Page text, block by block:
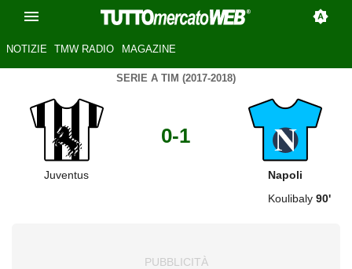
NOTIZIE TMW RADIO MAGAZINE
SERIE A TIM (2017-2018)
Juventus
0-1
Napoli
Koulibaly 90'